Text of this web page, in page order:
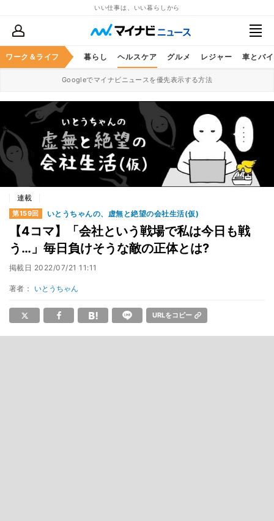
いい仕事は、いい暮らしから
ワーク＆ライフ
ススキル マネー 暮らし ヘルスケア グルメ レジャー 車とバ
Googleでマイナビニュースを優先表示する方法
連載
第159回 いとうちゃんの、虚無と絶望の会社生活(仮)
【4コマ】「会社という戦場で私は今日も戦
う…」毎日負けそうな敵の正体とは?
掲載日 2022/07/21 11:11
著者： いとうちゃん
URLをコピー